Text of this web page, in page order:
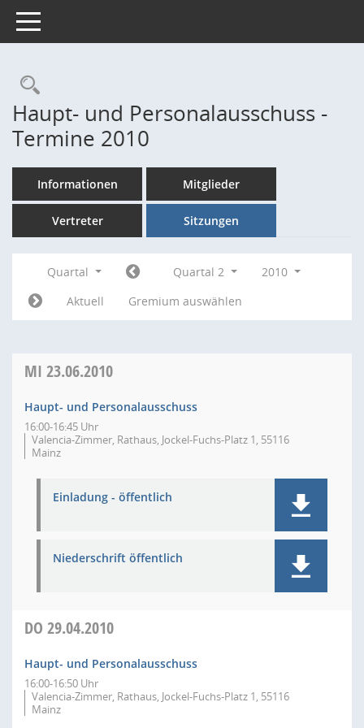
Toggle navigation
Rechercheauswahl
Haupt- und Personalausschuss -
Termine 2010
Informationen Mitglieder
Vertreter Sitzungen
Quartal Quartal 2
2010
Aktuell
Gremium auswählen
MI 23.06.2010
Haupt- und Personalausschuss
16:00-16:45 Uhr
Valencia-Zimmer, Rathaus, Jockel-Fuchs-Platz 1, 55116
Mainz
Einladung - öffentlich
Niederschrift öffentlich
DO 29.04.2010
Haupt- und Personalausschuss
16:00-16:50 Uhr
Valencia-Zimmer, Rathaus, Jockel-Fuchs-Platz 1, 55116
Mainz